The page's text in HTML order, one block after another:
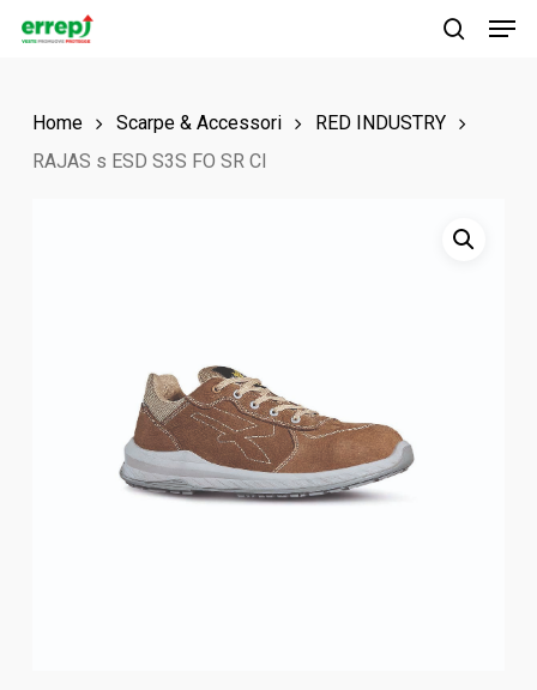
Skip
contentHome Scarpe & Accessori
RED INDUSTRY
RAJAS s ESD S3S FO SR CI